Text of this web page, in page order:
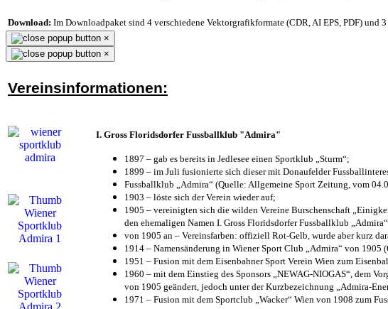
Download: Im Downloadpaket sind 4 verschiedene Vektorgrafikformate (CDR, AI EPS, PDF) und
×
×
Vereinsinformationen:
I. Gross Floridsdorfer Fussballklub "Admira"
1897 – gab es bereits in Jedlesee einen Sportklub „Sturm“;
1899 – im Juli fusionierte sich dieser mit Donaufelder
Fussballklub „Admira“ (Quelle: Allgemeine Sport Zeitung, vom
1903 – löste sich der Verein wieder auf;
1905 – vereinigten sich die wilden Vereine Burschenschaft
den ehemaligen Namen I. Gross Floridsdorfer Fussballklub „Admira“
von 1905 an – Vereinsfarben: offiziell Rot-Gelb, wurde aber kurz
1914 – Namensänderung in Wiener Sport Club „Admira“ von
1951 – Fusion mit dem Eisenbahner Sport Verein Wien zum
1960 – mit dem Einstieg des Sponsors „NEWAG-NIOGAS“, dem
von 1905 geändert, jedoch unter der Kurzbezeichnung „Admira-
1971 – Fusion mit dem Sportclub „Wacker“ Wien von 1908 zum